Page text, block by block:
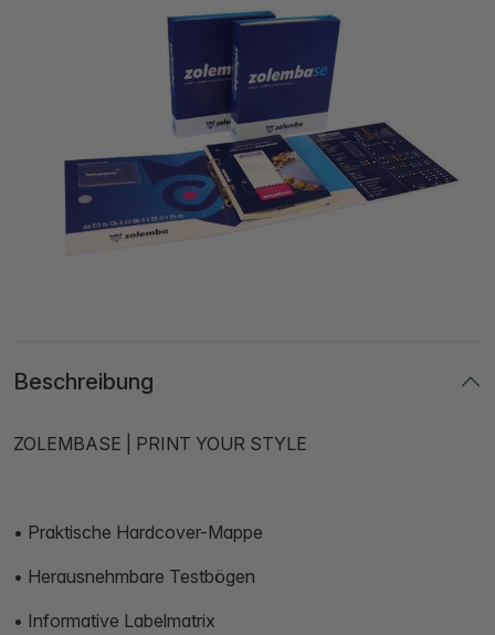
Beschreibung
ZOLEMBASE | PRINT YOUR STYLE
• Praktische Hardcover-Mappe
• Herausnehmbare Testbögen
• Informative Labelmatrix